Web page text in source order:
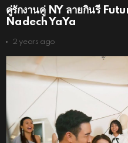
คู่รักงานคู่ NY ลายกินรี
Nadech YaYa
2 years ago